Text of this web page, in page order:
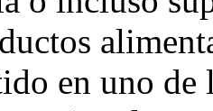
en uno